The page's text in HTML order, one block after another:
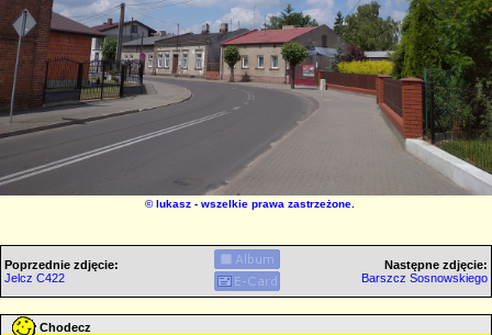
©lukasz- wszelkie prawa zastrzeżone.
Poprzednie zdjęcie:
Jelcz C422
Następne zdjęcie:
Barszcz Sosnowskiego
Chodecz